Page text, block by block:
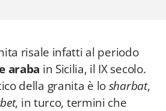
risale infatti al periodo
araba in Sicilia, il IX secolo.
della granita è losharbat,
, in turco, termini che